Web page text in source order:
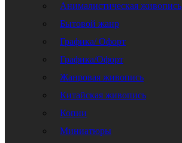
Анималистическая живопись
Бытовой жанр
Графика/ Офорт
Графика/Офорт
Жанровая живопись
Китайская живопись
Копии
Миниатюры